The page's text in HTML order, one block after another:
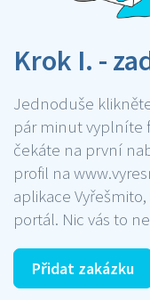
Krok I. -
Jednoduše
pár minut vyplníte
čekáte na první
profil na
aplikace
portál. Nic vás to
Přidat zakázku